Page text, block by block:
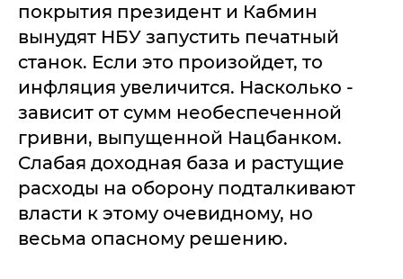
покрытия президент и Кабмин
вынудят НБУ запустить печатный
станок. Если это произойдет, то
инфляция увеличится. Насколько -
зависит от сумм необеспеченной
гривни, выпущенной Нацбанком.
Слабая доходная база и растущие
расходы на оборону подталкивают
власти к этому очевидному, но
весьма опасному решению.